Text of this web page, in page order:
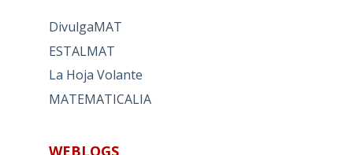
DivulgaMAT
ESTALMAT
La Hoja Volante
MATEMATICALIA
WEBLOGS